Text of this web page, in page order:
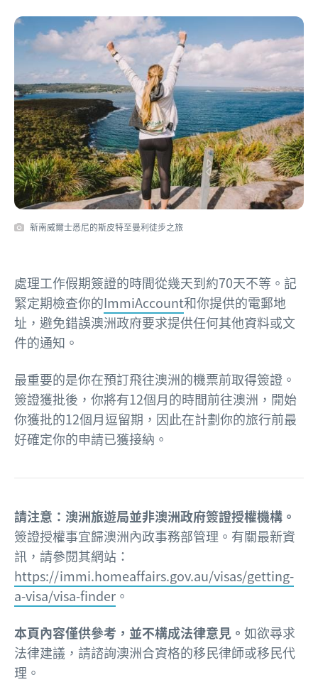
新南威爾士悉尼的斯皮特至曼利徒步之旅
處理工作假期簽證的時間從幾天到約70天不等。記
緊定期檢查你的ImmiAccount和你提供的電郵地
址，避免錯誤澳洲政府要求提供任何其他資料或文
件的通知。
最重要的是你在預訂飛往澳洲的機票前取得簽證。
簽證獲批後，你將有12個月的時間前往澳洲，開始
你獲批的12個月逗留期，因此在計劃你的旅行前最
好確定你的申請已獲接納。
請注意 ：澳洲旅遊局並非澳洲政府簽證授權機構。
簽證授權事宜歸澳洲內政事務部管理。有關最新資
訊，請參閱其網站：
https://immi.homeaffairs.gov.au/visas/getting-
a-visa/visa-finder 。
本頁內容僅供參考，並不構成法律意見。 如欲尋求
法律建議，請諮詢澳洲合資格的移民律師或移民代
理。